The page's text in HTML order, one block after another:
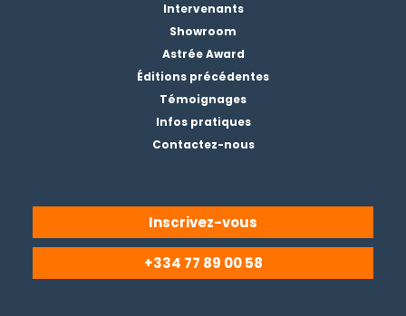
Intervenants
Showroom
Astrée Award
Éditions précédentes
Témoignages
Infos pratiques
Contactez-nous
Inscrivez-vous
+334 77 89 00 58